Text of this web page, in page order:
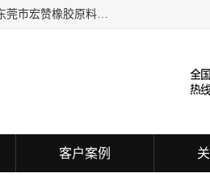
东莞市宏赞橡胶原料有限公司批量供应：橡胶色胶、橡胶色母、橡胶色母胶、橡胶颜料、橡胶色片等产品。东莞市宏赞橡胶原料有限公司经营已经十五年的历史，目前的客户群广达东南亚各国，也是目前橡胶制造密集度高的中国大陆橡胶制品工厂使用多，市场占有率高的色胶专业生产工厂。
客户案例